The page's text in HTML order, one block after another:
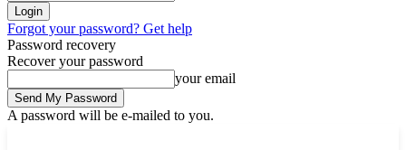
Forgot your password? Get help
Password recovery
Recover your password
your email
A password will be e-mailed to you.